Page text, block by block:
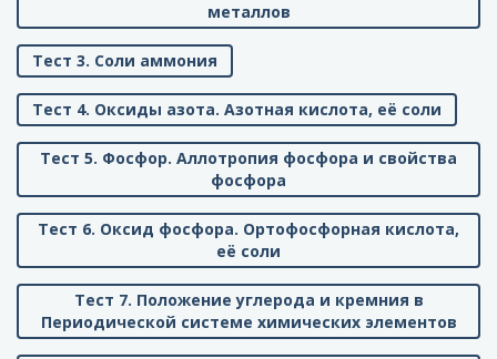
металлов
Тест 3. Соли аммония
Тест 4. Оксиды азота. Азотная кислота, её соли
Тест 5. Фосфор. Аллотропия фосфора и свойства
фосфора
Тест 6. Оксид фосфора. Ортофосфорная кислота,
её соли
Тест 7. Положение углерода и кремния в
Периодической системе химических элементов